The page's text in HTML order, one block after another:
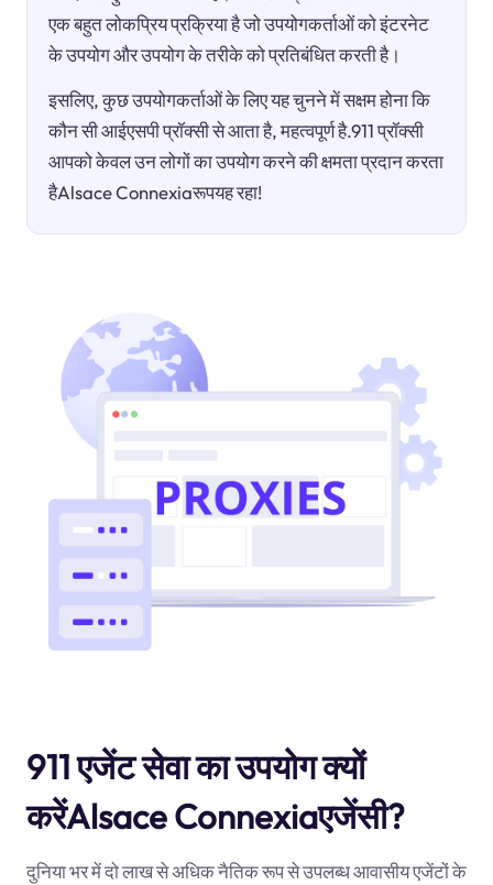
एक बहुत लोकप्रिय प्रक्रिया है जो उपयोगकर्ताओं को इंटरनेट
के उपयोग और उपयोग के तरीके को प्रतिबंधित करती है।
इसलिए, कुछ उपयोगकर्ताओं के लिए यह चुनने में सक्षम होना कि
कौन सी आईएसपी प्रॉक्सी से आता है, महत्वपूर्ण है.911 प्रॉक्सी
आपको केवल उन लोगों का उपयोग करने की क्षमता प्रदान करता
हैAlsace Connexiaरूपयह रहा!
911 एजेंट सेवा का उपयोग क्यों
करेंAlsace Connexiaएजेंसी?
दुनिया भर में दो लाख से अधिक नैतिक रूप से उपलब्ध आवासीय एजेंटों के